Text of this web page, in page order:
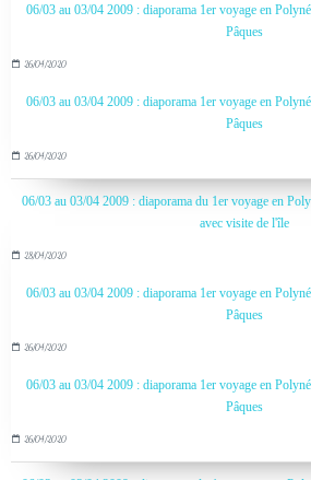
06/03 au 03/04 2009 : diaporama 1er voyage en
Pâques
26/04/2020
06/03 au 03/04 2009 : diaporama 1er voyage en
Pâques
26/04/2020
06/03 au 03/04 2009 : diaporama du 1er voyage en
avec visite de l'île
28/04/2020
06/03 au 03/04 2009 : diaporama 1er voyage en
Pâques
26/04/2020
06/03 au 03/04 2009 : diaporama 1er voyage en
Pâques
26/04/2020